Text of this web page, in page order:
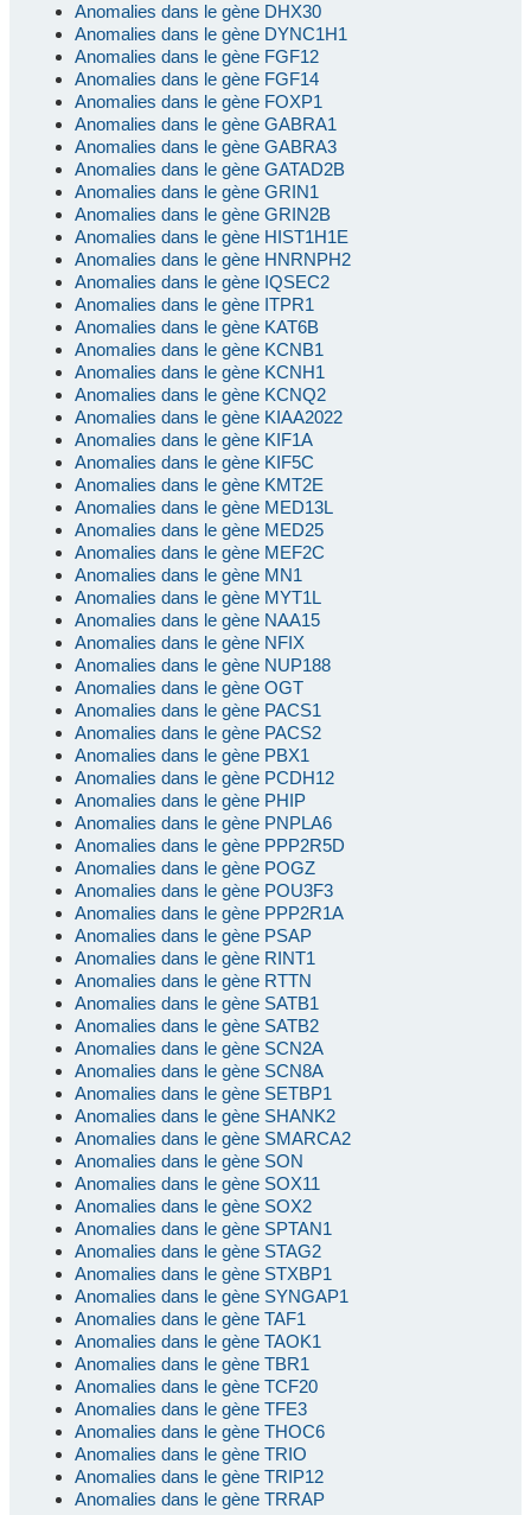
Anomalies dans le gène DHX30
Anomalies dans le gène DYNC1H1
Anomalies dans le gène FGF12
Anomalies dans le gène FGF14
Anomalies dans le gène FOXP1
Anomalies dans le gène GABRA1
Anomalies dans le gène GABRA3
Anomalies dans le gène GATAD2B
Anomalies dans le gène GRIN1
Anomalies dans le gène GRIN2B
Anomalies dans le gène HIST1H1E
Anomalies dans le gène HNRNPH2
Anomalies dans le gène IQSEC2
Anomalies dans le gène ITPR1
Anomalies dans le gène KAT6B
Anomalies dans le gène KCNB1
Anomalies dans le gène KCNH1
Anomalies dans le gène KCNQ2
Anomalies dans le gène KIAA2022
Anomalies dans le gène KIF1A
Anomalies dans le gène KIF5C
Anomalies dans le gène KMT2E
Anomalies dans le gène MED13L
Anomalies dans le gène MED25
Anomalies dans le gène MEF2C
Anomalies dans le gène MN1
Anomalies dans le gène MYT1L
Anomalies dans le gène NAA15
Anomalies dans le gène NFIX
Anomalies dans le gène NUP188
Anomalies dans le gène OGT
Anomalies dans le gène PACS1
Anomalies dans le gène PACS2
Anomalies dans le gène PBX1
Anomalies dans le gène PCDH12
Anomalies dans le gène PHIP
Anomalies dans le gène PNPLA6
Anomalies dans le gène PPP2R5D
Anomalies dans le gène POGZ
Anomalies dans le gène POU3F3
Anomalies dans le gène PPP2R1A
Anomalies dans le gène PSAP
Anomalies dans le gène RINT1
Anomalies dans le gène RTTN
Anomalies dans le gène SATB1
Anomalies dans le gène SATB2
Anomalies dans le gène SCN2A
Anomalies dans le gène SCN8A
Anomalies dans le gène SETBP1
Anomalies dans le gène SHANK2
Anomalies dans le gène SMARCA2
Anomalies dans le gène SON
Anomalies dans le gène SOX11
Anomalies dans le gène SOX2
Anomalies dans le gène SPTAN1
Anomalies dans le gène STAG2
Anomalies dans le gène STXBP1
Anomalies dans le gène SYNGAP1
Anomalies dans le gène TAF1
Anomalies dans le gène TAOK1
Anomalies dans le gène TBR1
Anomalies dans le gène TCF20
Anomalies dans le gène TFE3
Anomalies dans le gène THOC6
Anomalies dans le gène TRIO
Anomalies dans le gène TRIP12
Anomalies dans le gène TRRAP